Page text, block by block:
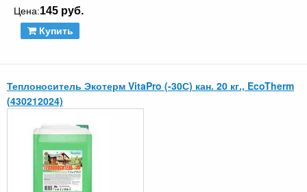
Цена:145 руб.
Купить
Теплоноситель Экотерм VitaPro (-30С) кан. 20 кг., EcoTherm
(430212024)